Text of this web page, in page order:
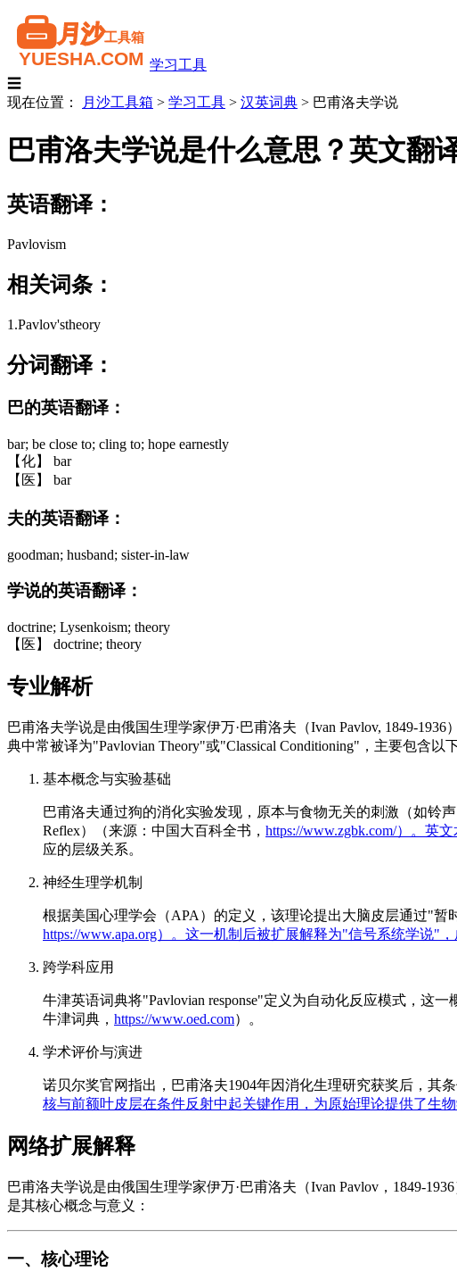
学习工具
☰
现在位置：
月沙工具箱 > 学习工具 > 汉英词典 > 巴甫洛夫学说
巴甫洛夫学说是什么意思？英文翻
英语翻译：
Pavlovism
相关词条：
1.Pavlov'stheory
分词翻译：
巴的英语翻译：
bar; be close to; cling to; hope earnestly
【化】 bar
【医】 bar
夫的英语翻译：
goodman; husband; sister-in-law
学说的英语翻译：
doctrine; Lysenkoism; theory
【医】 doctrine; theory
专业解析
巴甫洛夫学说是由俄国生理学家伊万·巴甫洛夫（Ivan Pavlov, 1849-
典中常被译为"Pavlovian Theory"或"Classical Conditioning"，主要包含以
基本概念与实验基础
巴甫洛夫通过狗的消化实验发现，原本与食物无关的刺激（如铃
Reflex）（来源：中国大百科全书， https://www.zgbk.com/）。英
应的层级关系。
神经生理学机制
根据美国心理学会（APA）的定义，该理论提出大脑皮层通过"暂
https://www.apa.org）。这一机制后被扩展解释为"信号系统学说"
跨学科应用
牛津英语词典将"Pavlovian response"定义为自动化反应模式，这
牛津词典， https://www.oed.com）。
学术评价与演进
诺贝尔奖官网指出，巴甫洛夫1904年因消化生理研究获奖后，其
核与前额叶皮层在条件反射中起关键作用，为原始理论提供了生
网络扩展解释
巴甫洛夫学说是由俄国生理学家伊万·巴甫洛夫（Ivan Pavlov，1849-
是其核心概念与意义：
一、核心理论